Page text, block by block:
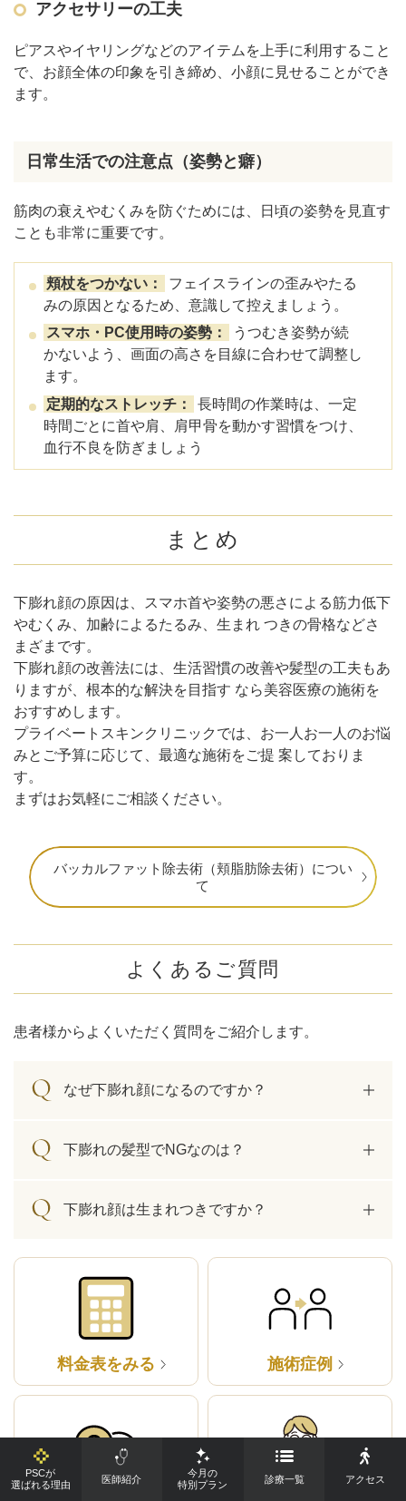
アクセサリーの工夫
ピアスやイヤリングなどのアイテムを上手に利用すること
で、お顔全体の印象を引き締め、小顔に見せることができ
ます。
日常生活での注意点（姿勢と癖）
筋肉の衰えやむくみを防ぐためには、日頃の姿勢を見直す
ことも非常に重要です。
頬杖をつかない：
フェイスラインの歪みやたる
みの原因となるため、意識して控えましょう。
スマホ・PC使用時の姿勢：
うつむき姿勢が続
かないよう、画面の高さを目線に合わせて調整し
ます。
定期的なストレッチ：
長時間の作業時は、一定
時間ごとに首や肩、肩甲骨を動かす習慣をつけ、
血行不良を防ぎましょう
まとめ
下膨れ顔の原因は、スマホ首や姿勢の悪さによる筋力低下
やむくみ、加齢によるたるみ、生まれ つきの骨格などさ
まざまです。
下膨れ顔の改善法には、生活習慣の改善や髪型の工夫もあ
りますが、根本的な解決を目指す なら美容医療の施術を
おすすめします。
プライベートスキンクリニックでは、お一人お一人のお悩
みとご予算に応じて、最適な施術をご提 案しておりま
す。
まずはお気軽にご相談ください。
バッカルファット除去術（頬脂肪除去術）につい
て
よくあるご質問
患者様からよくいただく質問をご紹介します。
なぜ下膨れ顔になるのですか？
下膨れの髪型でNGなのは？
下膨れ顔は生まれつきですか？
料金表をみる 施術症例
PSCが
選ばれる理由
医師紹介
今月の
特別プラン
診療一覧 アクセス